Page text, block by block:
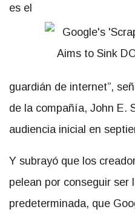
es el
guardián de internet”,
de la compañía, John E.
audiencia inicial en
Y subrayó que los
pelean por conseguir ser
predeterminada, que